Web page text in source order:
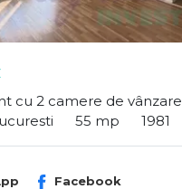
cu 2 camere de vânzare
55 mp 1981
Facebook